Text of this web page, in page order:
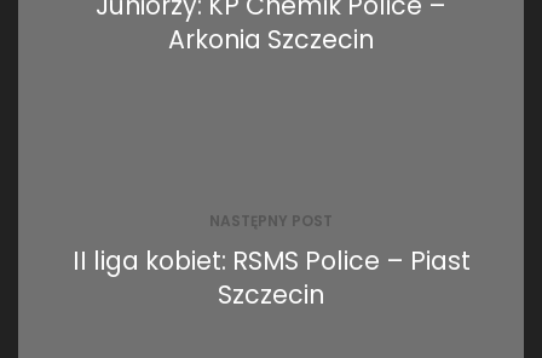
Arkonia Szczecin
NASTĘPNY POST
II liga kobiet: RSMS Police – Piast
Szczecin